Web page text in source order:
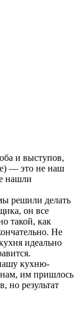
и выступов,
— это не наш
нашли
решили делать
он все
такой, как
Не
идеально
кухню-
им пришлось
но результат